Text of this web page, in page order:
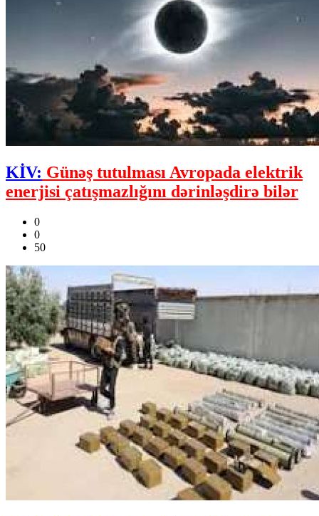
KİV: Günəş tutulması Avropada elektrik
enerjisi çatışmazlığını dərinləşdirə bilər
0
0
50